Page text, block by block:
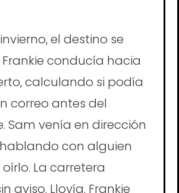
el destino se
conducía hacia
calculando si podía
correo antes del
Sam venía en dirección
con alguien
La carretera
aviso. Llovía. Frankie